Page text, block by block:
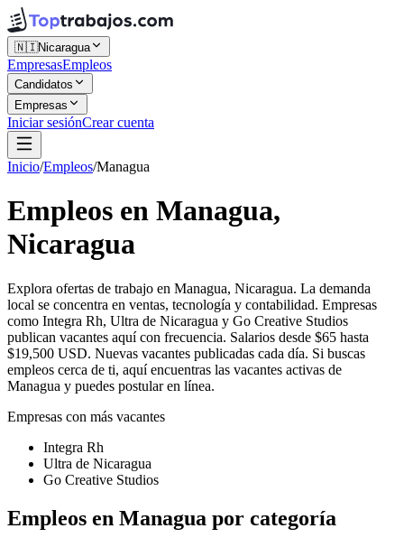
🇳🇮Nicaragua
EmpresasEmpleos
Candidatos
Empresas
Iniciar sesiónCrear cuenta
Inicio/Empleos/Managua
Empleos en Managua,
Nicaragua
Explora ofertas de trabajo en Managua, Nicaragua. La demanda
local se concentra en ventas, tecnología y contabilidad. Empresas
como Integra Rh, Ultra de Nicaragua y Go Creative Studios
publican vacantes aquí con frecuencia. Salarios desde $65 hasta
$19,500 USD. Nuevas vacantes publicadas cada día. Si buscas
empleos cerca de ti, aquí encuentras las vacantes activas de
Managua y puedes postular en línea.
Empresas con más vacantes
Integra Rh
Ultra de Nicaragua
Go Creative Studios
Empleos en Managua por categoría